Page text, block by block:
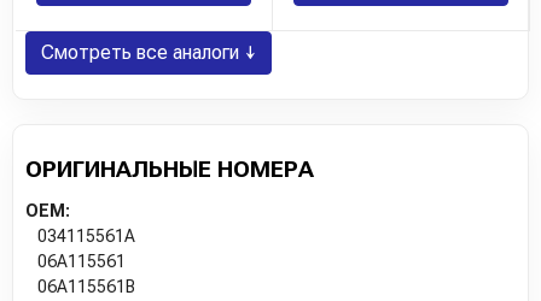
Смотреть все аналоги ↓
ОРИГИНАЛЬНЫЕ НОМЕРА
OEM:
034115561A
06A115561
06A115561B